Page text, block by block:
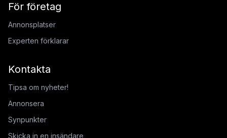
För företag
Annonsplatser
Experten förklarar
Kontakta
Tipsa om nyheter!
Annonsera
Synpunkter
Skicka in en insändare